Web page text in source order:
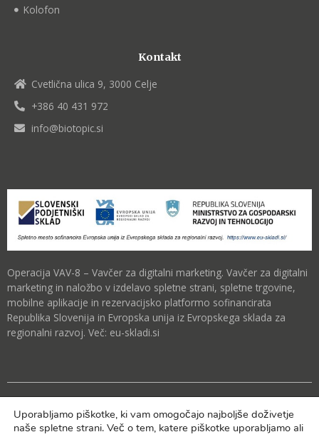
Kolofon
Kontakt
Cvetlična ulica 9, 3000 Celje
+386 40 431 972
info@biotopic.si
Operacija VAV-8 – Vavčer za digitalni marketing. Vavčer za digitalni
marketing in naložbo v izdelavo spletne strani, spletne trgovine,
mobilne aplikacije in rezervacijsko platformo sofinancirata
Republika Slovenija in Evropska unija iz Evropskega sklada za
regionalni razvoj. Več: eu-skladi.si
© 2026 Dr. Tasič blog | Produkcija: Marjetica Cvikl s.p.
Uporabljamo piškotke, ki vam omogočajo najboljše doživetje
naše spletne strani. Več o tem, katere piškotke uporabljamo ali